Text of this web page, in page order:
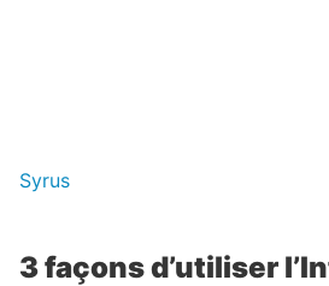
Syrus
3 façons d’utiliser